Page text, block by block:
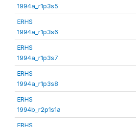
1994a_r1p3s5
ERHS
1994a_r1p3s6
ERHS
1994a_r1p3s7
ERHS
1994a_r1p3s8
ERHS
1994b_r2p1s1a
ERHS